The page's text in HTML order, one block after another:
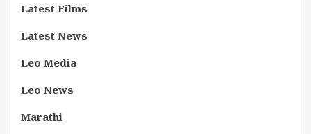
Latest Films
Latest News
Leo Media
Leo News
Marathi